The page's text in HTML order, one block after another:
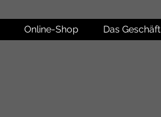
Online-Shop Das Geschäft